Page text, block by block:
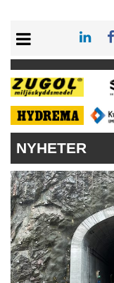
KONTAKT
VÅRA ANDRA
PRENUMERERA
ANNONSERA
NYHETER